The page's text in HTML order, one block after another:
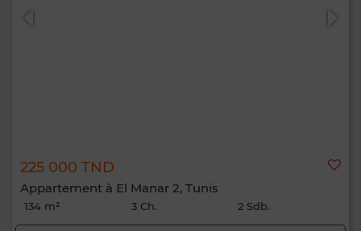
225 000 TND
Appartement à El Manar 2, Tunis
134 m² 3 Ch. 2 Sdb.